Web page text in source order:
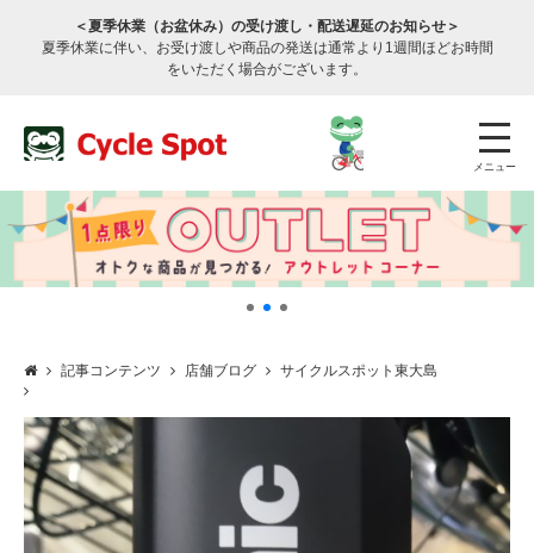
＜夏季休業（お盆休み）の受け渡し・配送遅延のお知らせ＞
夏季休業に伴い、お受け渡しや商品の発送は通常より1週間ほどお時間
をいただく場合がございます。
メニュー
サービスのご案内
サービス全般
記事コンテンツ 店舗ブログ サイクルスポット東大島